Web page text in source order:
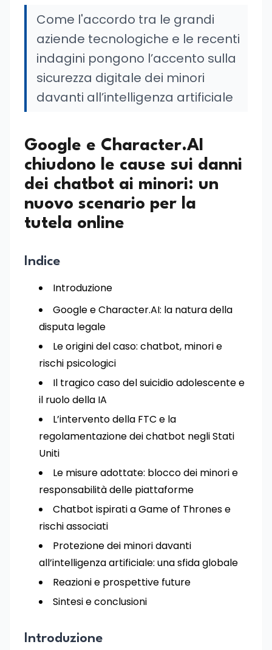
Come l'accordo tra le grandi
aziende tecnologiche e le recenti
indagini pongono l’accento sulla
sicurezza digitale dei minori
davanti all’intelligenza artificiale
Google e Character.AI
chiudono le cause sui danni
dei chatbot ai minori: un
nuovo scenario per la
tutela online
Indice
Introduzione
Google e Character.AI: la natura della
disputa legale
Le origini del caso: chatbot, minori e
rischi psicologici
Il tragico caso del suicidio adolescente e
il ruolo della IA
L’intervento della FTC e la
regolamentazione dei chatbot negli Stati
Uniti
Le misure adottate: blocco dei minori e
responsabilità delle piattaforme
Chatbot ispirati a Game of Thrones e
rischi associati
Protezione dei minori davanti
all’intelligenza artificiale: una sfida globale
Reazioni e prospettive future
Sintesi e conclusioni
Introduzione